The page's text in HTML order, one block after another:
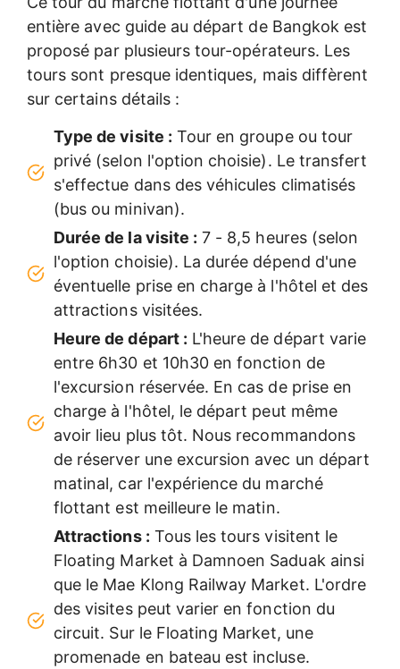
entière avec guide au départ de Bangkok est
proposé par plusieurs tour-opérateurs. Les
tours sont presque identiques, mais diffèrent
sur certains détails :
Type de visite : Tour en groupe ou tour
privé (selon l'option choisie). Le transfert
s'effectue dans des véhicules climatisés
(bus ou minivan).
Durée de la visite : 7 - 8,5 heures (selon
l'option choisie). La durée dépend d'une
éventuelle prise en charge à l'hôtel et des
attractions visitées.
Heure de départ : L'heure de départ varie
entre 6h30 et 10h30 en fonction de
l'excursion réservée. En cas de prise en
charge à l'hôtel, le départ peut même
avoir lieu plus tôt. Nous recommandons
de réserver une excursion avec un départ
matinal, car l'expérience du marché
flottant est meilleure le matin.
Attractions : Tous les tours visitent le
Floating Market à Damnoen Saduak ainsi
que le Mae Klong Railway Market. L'ordre
des visites peut varier en fonction du
circuit. Sur le Floating Market, une
promenade en bateau est incluse.